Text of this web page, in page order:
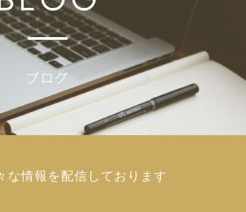
な情報を配信しております